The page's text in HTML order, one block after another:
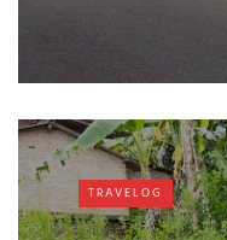
TRAVELOG